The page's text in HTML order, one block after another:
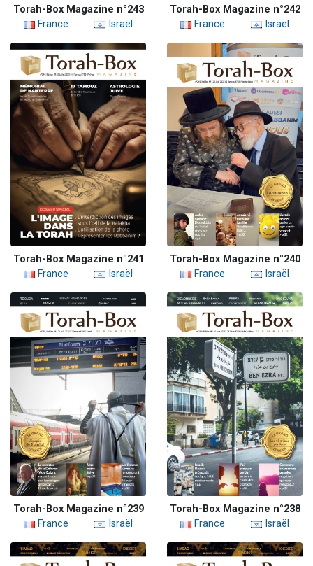
Torah-Box Magazine n°243
France
Israël
Torah-Box Magazine n°242
France
Israël
Torah-Box Magazine n°241
France
Israël
Torah-Box Magazine n°240
France
Israël
Torah-Box Magazine n°239
France
Israël
Torah-Box Magazine n°238
France
Israël